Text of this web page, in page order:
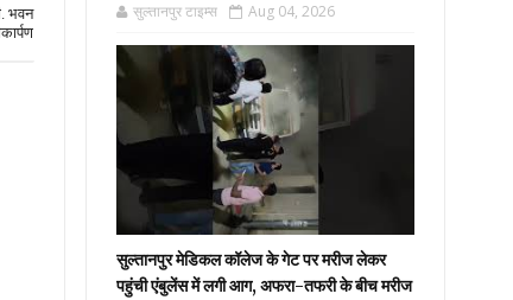
भवन
सुल्तानपुर टाइम्स Aug 04, 2026
सुल्तानपुर मेडिकल कॉलेज के गेट पर मरीज लेकर
पहुंची एंबुलेंस में लगी आग, अफरा-तफरी के बीच मरीज